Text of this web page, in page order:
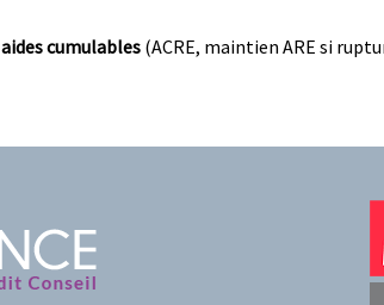
aides cumulables (ACRE, maintien ARE si